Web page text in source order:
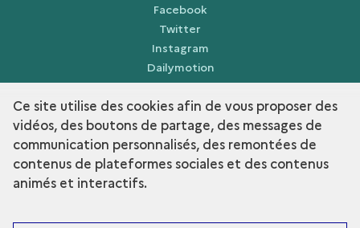
Facebook
Twitter
Instagram
Dailymotion
Sketchfab
Découvrir la collection
Ce site utilise des cookies afin de vous proposer des
vidéos, des boutons de partage, des messages de
communication personnalisés, des remontées de
contenus de plateformes sociales et des contenus
animés et interactifs.